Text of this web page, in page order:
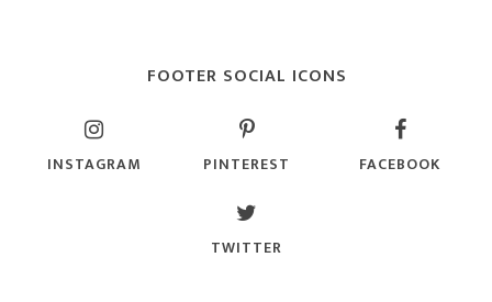
FOOTER SOCIAL ICONS
INSTAGRAM PINTEREST FACEBOOK
TWITTER